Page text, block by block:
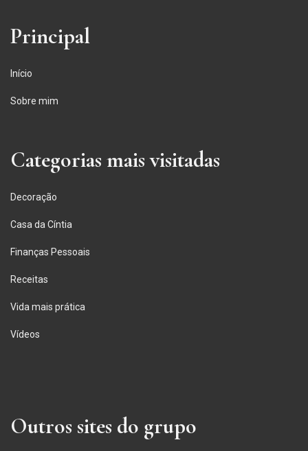
Principal
Início
Sobre mim
Categorias mais visitadas
Decoração
Casa da Cíntia
Finanças Pessoais
Receitas
Vida mais prática
Vídeos
Outros sites do grupo